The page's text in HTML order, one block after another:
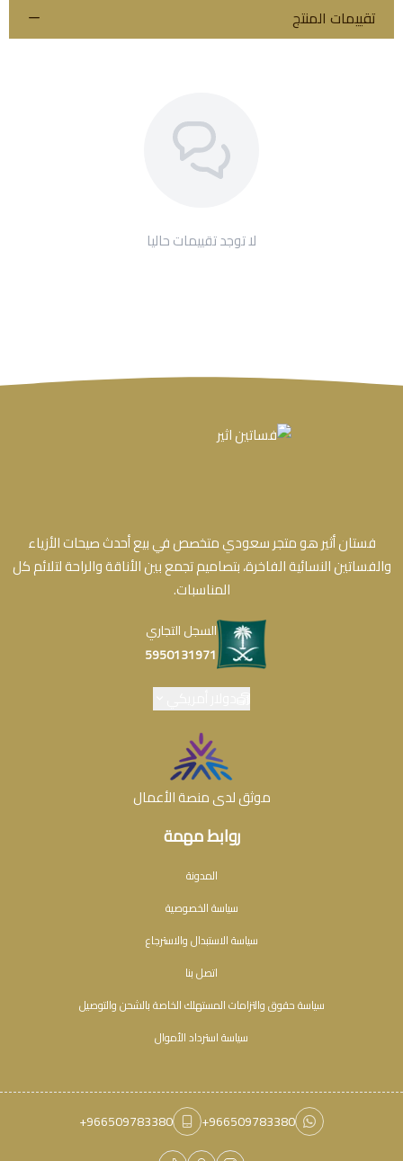
تقييمات المنتج
لا توجد تقييمات حاليا
روابط مهمة
المدونة
سياسة الخصوصية
سياسة الاستبدال والاسترجاع
اتصل بنا
سياسة حقوق والتزامات المستهلك الخاصة بالشحن والتوصيل
سياسة استرداد الأموال
فستان أثير هو متجر سعودي متخصص في بيع أحدث صيحات الأزياء
والفساتين النسائية الفاخرة، بتصاميم تجمع بين الأناقة والراحة لتلائم كل
المناسبات.
السجل التجاري
5950131971
موثق لدى منصة الأعمال
+966509783380
+966509783380